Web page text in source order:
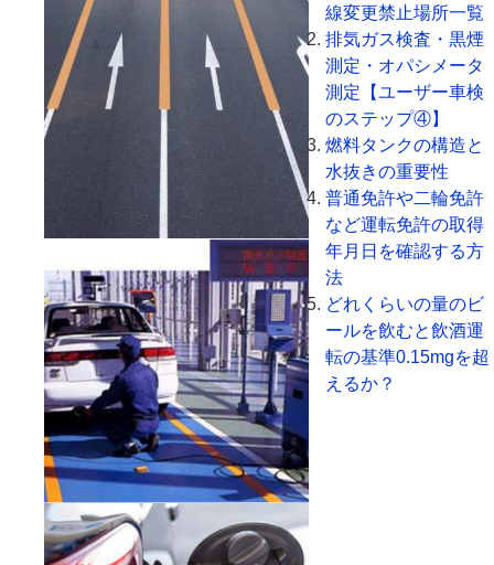
線変更禁止場所一覧
排気ガス検査・黒煙
測定・オパシメータ
測定【ユーザー車検
のステップ④】
燃料タンクの構造と
水抜きの重要性
普通免許や二輪免許
など運転免許の取得
年月日を確認する方
法
どれくらいの量のビ
ールを飲むと飲酒運
転の基準0.15mgを超
えるか？